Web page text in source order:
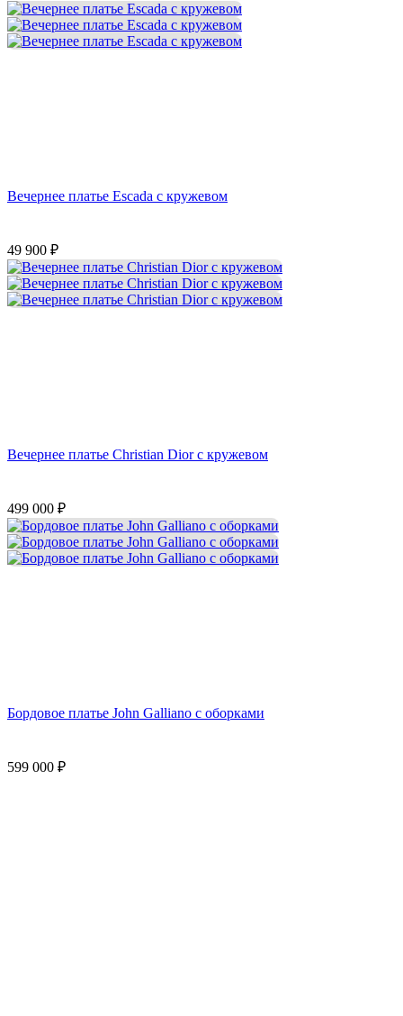
Вечернее платье Escada с кружевом
49 900 ₽
Вечернее платье Christian Dior с кружевом
499 000 ₽
Бордовое платье John Galliano с оборками
599 000 ₽